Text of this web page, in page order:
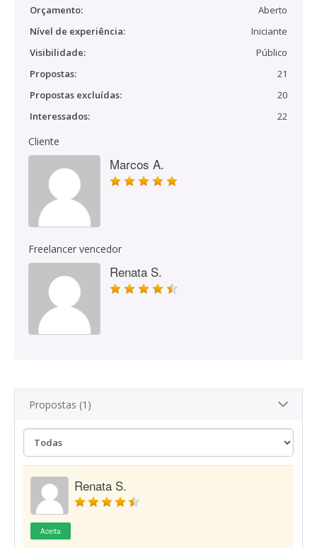
Orçamento:
Aberto
Nível de experiência:
Iniciante
Visibilidade:
Público
Propostas:
21
Propostas excluídas:
20
Interessados:
22
Cliente
Marcos A.
Freelancer vencedor
Renata S.
Propostas (1)
Renata S.
Aceita